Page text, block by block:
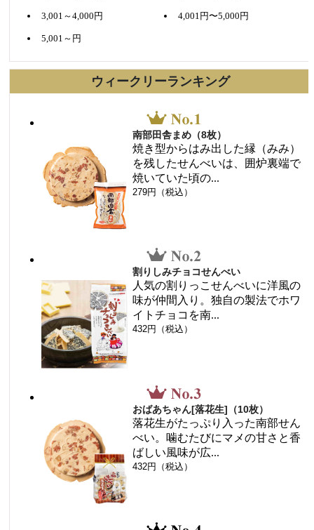
3,001～4,000円 4,001円〜5,000円
5,001～円
ウィークリーランキング
南部田舎まめ（8枚）
焼き型からはみ出した縁（みみ）
を残したせんべいは、囲炉裏端で
焼いていた頃の...
279円（税込）
割りしみチョコせんべい
人気の割りっこせんべいに洋風の
味が仲間入り。独自の製法でホワ
イトチョコを南...
432円（税込）
おばあちゃん[落花生]（10枚）
落花生がたっぷり入った南部せん
べい。噛むたびにマメの甘さと香
ばしい風味が広...
432円（税込）